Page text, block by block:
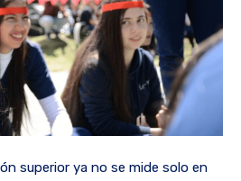
superior ya no se mide solo en